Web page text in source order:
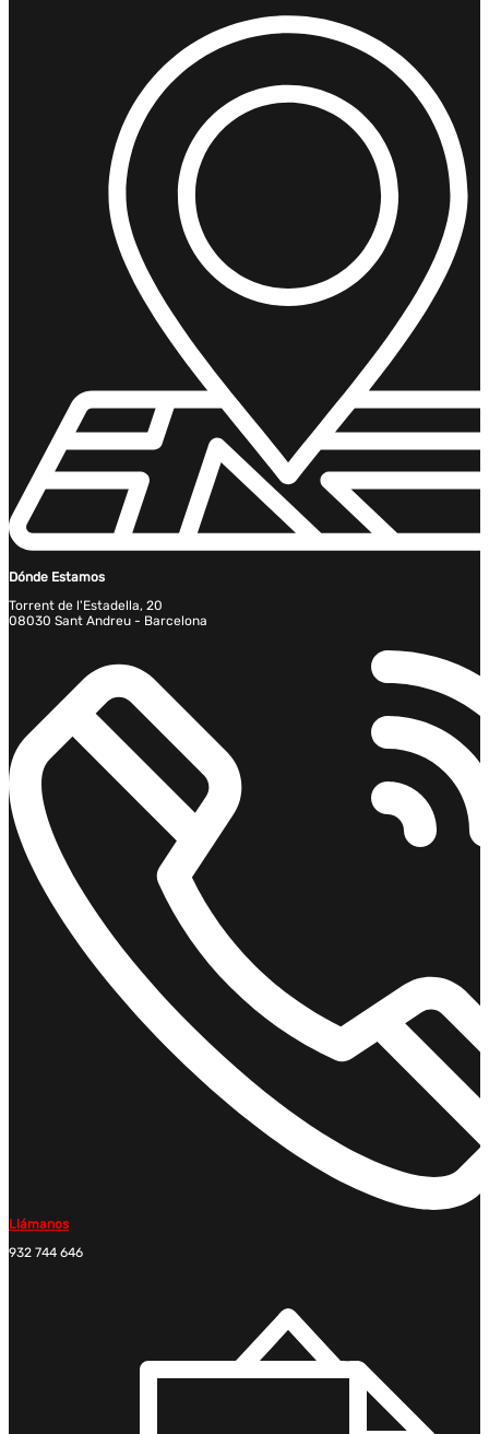
Dónde Estamos
Torrent de l'Estadella, 20
08030 Sant Andreu - Barcelona
Llámanos
932 744 646